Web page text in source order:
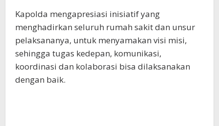
Kapolda mengapresiasi inisiatif yang
menghadirkan seluruh rumah sakit dan unsur
pelaksananya, untuk menyamakan visi misi,
sehingga tugas kedepan, komunikasi,
koordinasi dan kolaborasi bisa dilaksanakan
dengan baik.